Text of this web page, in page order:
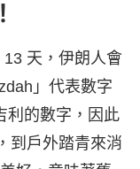
天，伊朗人會
」代表數字
利的數字，因此
到戶外踏青來消